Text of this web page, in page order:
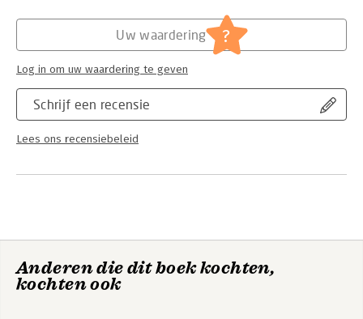
Financieel management
Staatsinrichting - Lagere overheden -
Schrijf een recensie
Lees ons recensiebeleid
Uw waardering ?
Log in om uw waardering te geven
Anderen die dit boek kochten,
kochten ook